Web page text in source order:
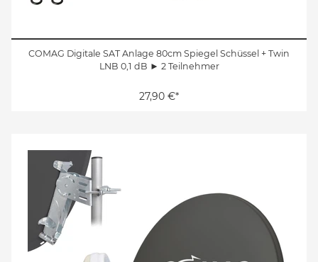
COMAG Digitale SAT Anlage 80cm Spiegel Schüssel + Twin
LNB 0,1 dB ► 2 Teilnehmer
27,90 €*